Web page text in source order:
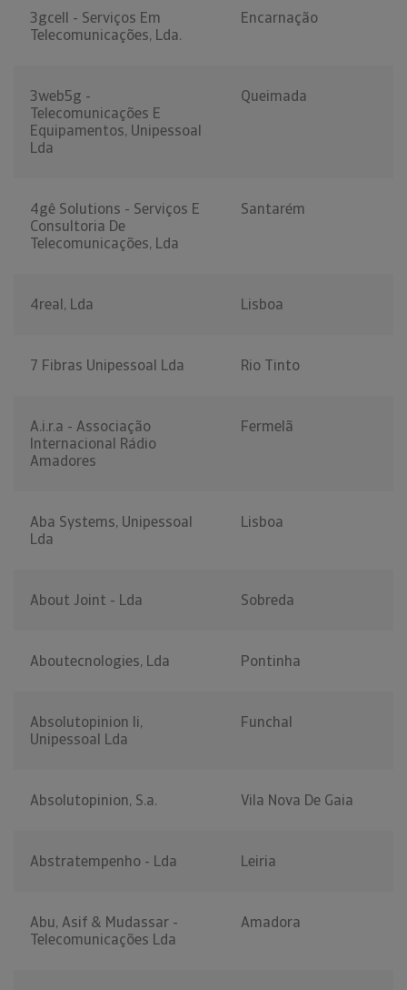
3gcell - Serviços Em
Telecomunicações, Lda.
Encarnação
3web5g -
Telecomunicações E
Equipamentos, Unipessoal
Lda
Queimada
4gê Solutions - Serviços E
Consultoria De
Telecomunicações, Lda
Santarém
4real, Lda Lisboa
7 Fibras Unipessoal Lda Rio Tinto
A.i.r.a - Associação
Internacional Rádio
Amadores
Fermelã
Aba Systems, Unipessoal
Lda
Lisboa
About Joint - Lda Sobreda
Aboutecnologies, Lda Pontinha
Absolutopinion Ii,
Unipessoal Lda
Funchal
Absolutopinion, S.a. Vila Nova De Gaia
Abstratempenho - Lda Leiria
Abu, Asif & Mudassar -
Telecomunicações Lda
Amadora